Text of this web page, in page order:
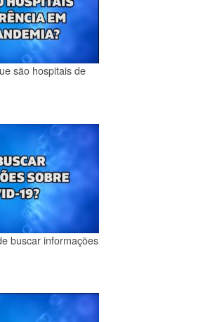
são hospitais de
buscar informações